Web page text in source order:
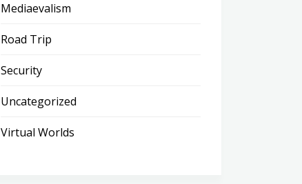
Mediaevalism
Road Trip
Security
Uncategorized
Virtual Worlds